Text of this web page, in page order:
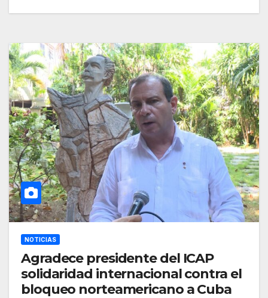
NOTICIAS
Agradece presidente del ICAP
solidaridad internacional contra el
bloqueo norteamericano a Cuba